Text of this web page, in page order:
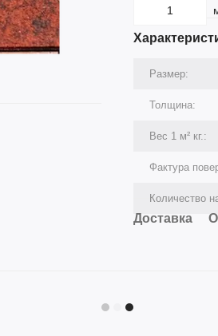
Размер:
Толщина:
Вес 1 м² кг.:
Фактура
Количество
Доставка